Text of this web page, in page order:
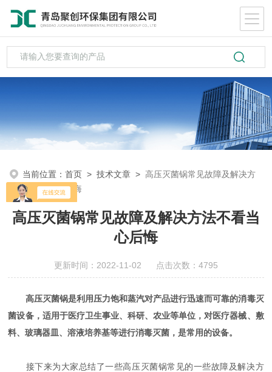
当前位置：首页 >技术文章 > 高压灭菌锅常见故障及解决方
法不看当心后悔
高压灭菌锅常见故障及解决方法不看当
心后悔
更新时间：2022-11-02 点击次数：4795
高压灭菌锅是利用压力饱和蒸汽对产品进行迅速而可靠的消毒灭
菌设备，适用于医疗卫生事业、科研、农业等单位，对医疗器械、敷
料、玻璃器皿、溶液培养基等进行消毒灭菌，是常用的设备。
接下来为大家总结了一些高压灭菌锅常见的一些故障及解决方